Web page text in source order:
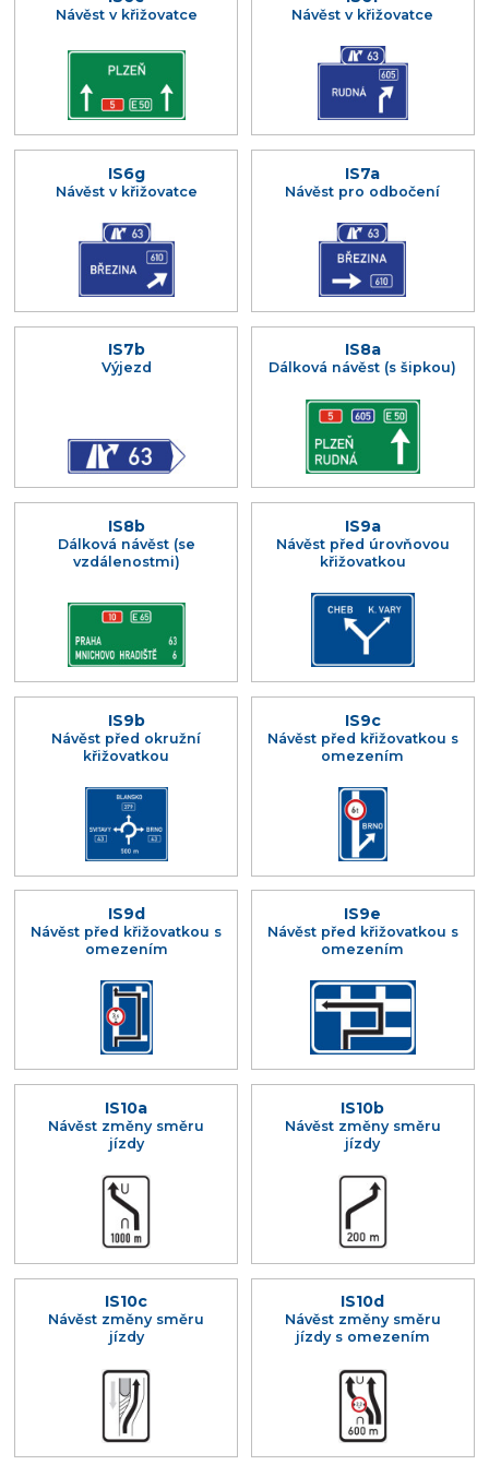
Návěst v křižovatce Návěst v křižovatce
IS6g
Návěst v křižovatce
IS7a
Návěst pro odbočení
IS7b
Výjezd
IS8a
Dálková návěst (s šipkou)
IS8b
Dálková návěst (se
vzdálenostmi)
IS9a
Návěst před úrovňovou
křižovatkou
IS9b
Návěst před okružní
křižovatkou
IS9c
Návěst před křižovatkou s
omezením
IS9d
Návěst před křižovatkou s
omezením
IS9e
Návěst před křižovatkou s
omezením
IS10a
Návěst změny směru
jízdy
IS10b
Návěst změny směru
jízdy
IS10c
Návěst změny směru
jízdy
IS10d
Návěst změny směru
jízdy s omezením